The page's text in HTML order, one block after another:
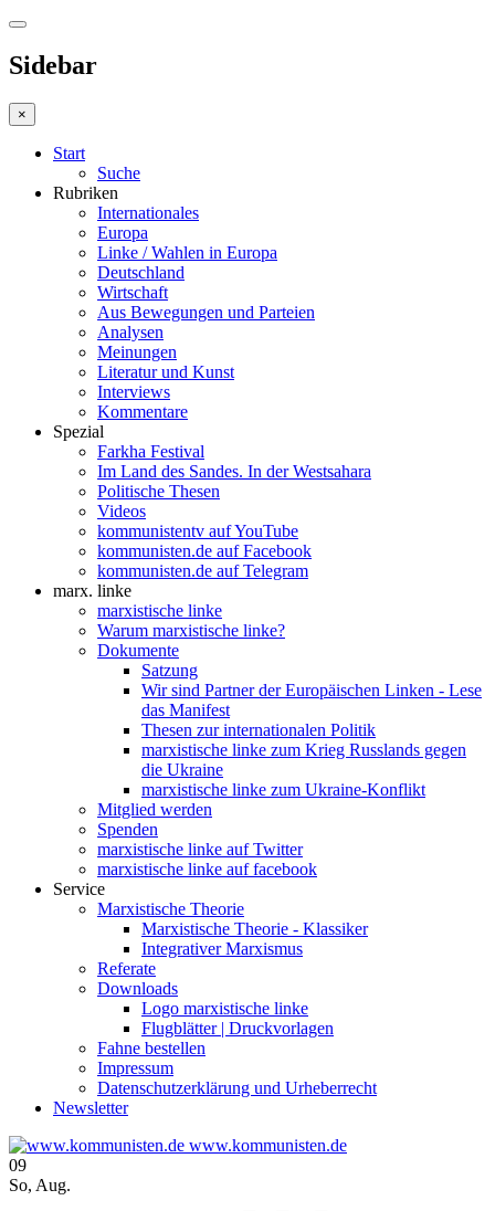
Sidebar
×
Start
Suche
Rubriken
Internationales
Europa
Linke / Wahlen in Europa
Deutschland
Wirtschaft
Aus Bewegungen und Parteien
Analysen
Meinungen
Literatur und Kunst
Interviews
Kommentare
Spezial
Farkha Festival
Im Land des Sandes. In der Westsahara
Politische Thesen
Videos
kommunistentv auf YouTube
kommunisten.de auf Facebook
kommunisten.de auf Telegram
marx. linke
marxistische linke
Warum marxistische linke?
Dokumente
Satzung
Wir sind Partner der Europäischen Linken - Lese
das Manifest
Thesen zur internationalen Politik
marxistische linke zum Krieg Russlands gegen
die Ukraine
marxistische linke zum Ukraine-Konflikt
Mitglied werden
Spenden
marxistische linke auf Twitter
marxistische linke auf facebook
Service
Marxistische Theorie
Marxistische Theorie - Klassiker
Integrativer Marxismus
Referate
Downloads
Logo marxistische linke
Flugblätter | Druckvorlagen
Fahne bestellen
Impressum
Datenschutzerklärung und Urheberrecht
Newsletter
www.kommunisten.de
09
So, Aug.